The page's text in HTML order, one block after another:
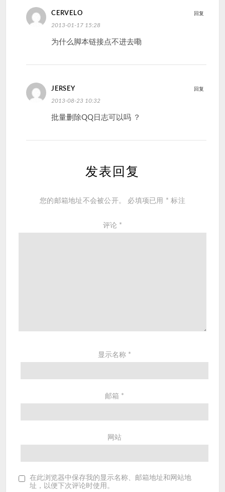
CERVELO
2013-01-17 15:28
为什么脚本链接点不进去嘞
回复
JERSEY
2013-08-23 10:32
批量删除QQ日志可以吗 ？
回复
发表回复
您的邮箱地址不会被公开。 必填项已用 * 标注
评论 *
显示名称 *
邮箱 *
网站
在此浏览器中保存我的显示名称、邮箱地址和网站地
址，以便下次评论时使用。